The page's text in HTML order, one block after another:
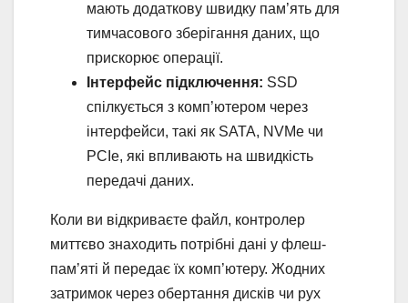
мають додаткову швидку пам’ять для
тимчасового зберігання даних, що
прискорює операції.
Інтерфейс підключення: SSD
спілкується з комп’ютером через
інтерфейси, такі як SATA, NVMe чи
PCIe, які впливають на швидкість
передачі даних.
Коли ви відкриваєте файл, контролер
миттєво знаходить потрібні дані у флеш-
пам’яті й передає їх комп’ютеру. Жодних
затримок через обертання дисків чи рух